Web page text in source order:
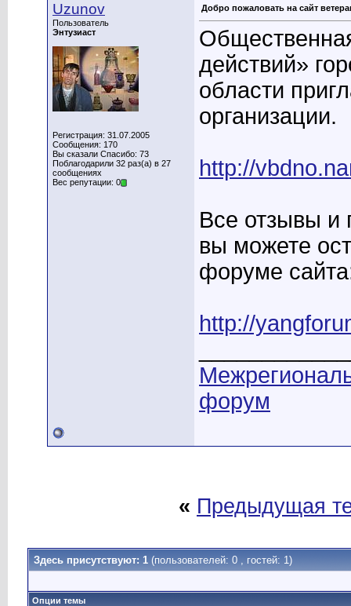
Uzunov
Пользователь
Энтузиаст
Регистрация: 31.07.2005
Сообщения: 170
Вы сказали Спасибо: 73
Поблагодарили 32 раз(а) в 27
сообщениях
Вес репутации: 0
Добро пожаловать на сайт
действий»
области
организации.
http://
Все отзывы и
вы можете
форуме
http://
форум
« Предыдущая
Здесь присутствуют: 1 (пользователей: 0 , гостей: 1)
Опции темы